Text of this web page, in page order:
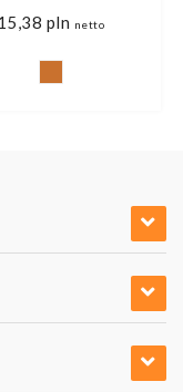
pln netto